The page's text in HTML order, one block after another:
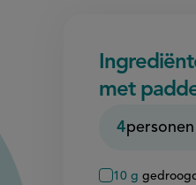
met
4personen
10 g